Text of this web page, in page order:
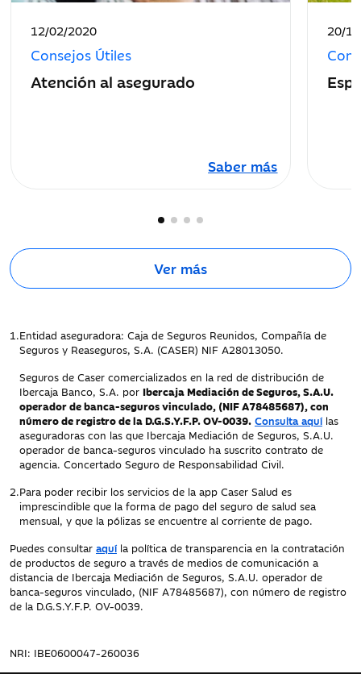
Fecha
publicación:
12/02/2020
Consejos Útiles
Atención al asegurado
Saber más
Fecha
20/
Ver más
1.Entidad aseguradora: Caja de Seguros Reunidos, Compañía de
Seguros y Reaseguros, S.A. (CASER) NIF A28013050.
Seguros de Caser comercializados en la red de distribución de
Ibercaja Banco, S.A. por Ibercaja Mediación de Seguros, S.A.U.
operador de banca-seguros vinculado, (NIF A78485687), con
número de registro de la D.G.S.Y.F.P. OV-0039. Consulta aquí las
aseguradoras con las que Ibercaja Mediación de Seguros, S.A.U.
operador de banca-seguros vinculado ha suscrito contrato de
agencia. Concertado Seguro de Responsabilidad Civil.
2.Para poder recibir los servicios de la app Caser Salud es
imprescindible que la forma de pago del seguro de salud sea
mensual, y que la pólizas se encuentre al corriente de pago.
Puedes consultar aquí la política de transparencia en la contratación
de productos de seguro a través de medios de comunicación a
distancia de Ibercaja Mediación de Seguros, S.A.U. operador de
banca-seguros vinculado, (NIF A78485687), con número de registro
de la D.G.S.Y.F.P. OV-0039.
NRI: IBE0600047-260036